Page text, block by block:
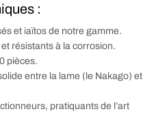
:
et iaïtos de notre gamme.
résistants à la corrosion.
pièces.
entre la lame (le Nakago) et
pratiquants de l’art